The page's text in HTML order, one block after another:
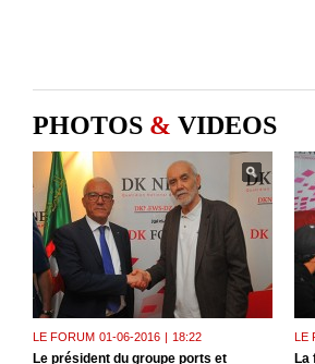
PHOTOS & VIDEOS
LE FORUM 01-06-2016 | 18:22
Le président du groupe ports et
LE
La